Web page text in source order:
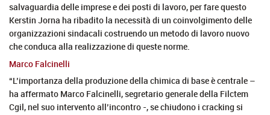
salvaguardia delle imprese e dei posti di lavoro, per fare questo
Kerstin Jorna ha ribadito la necessità di un coinvolgimento delle
organizzazioni sindacali costruendo un metodo di lavoro nuovo
che conduca alla realizzazione di queste norme.
Marco Falcinelli
“L’importanza della produzione della chimica di base è centrale –
ha affermato Marco Falcinelli, segretario generale della Filctem
Cgil, nel suo intervento all’incontro -, se chiudono i cracking si